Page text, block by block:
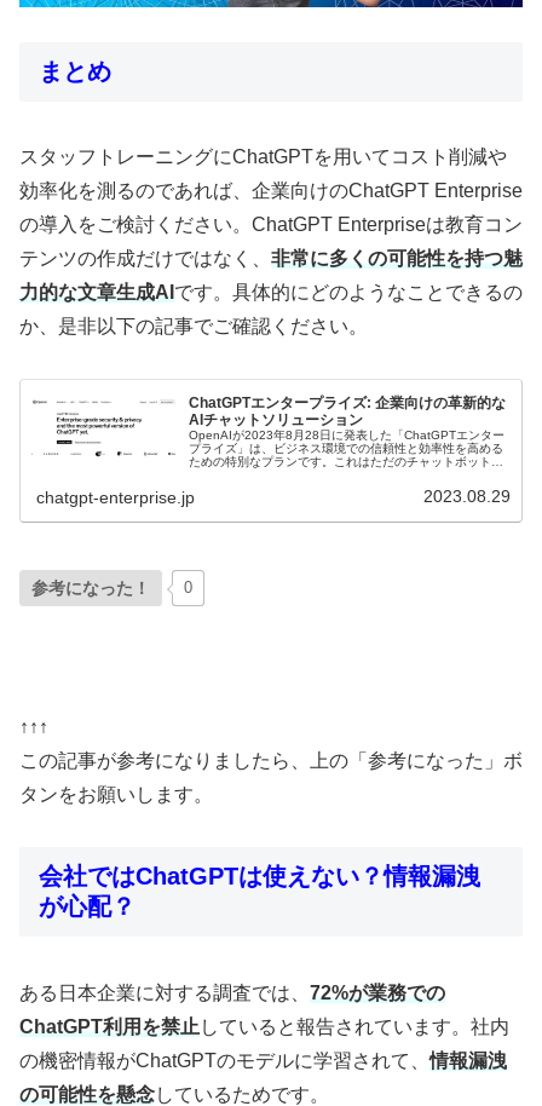
まとめ
スタッフトレーニングにChatGPTを用いてコスト削減や
効率化を測るのであれば、企業向けのChatGPT Enterprise
の導入をご検討ください。ChatGPT Enterpriseは教育コン
テンツの作成だけではなく、 非常に多くの可能性を持つ魅
力的な文章生成AI です。具体的にどのようなことできるの
か、是非以下の記事でご確認ください。
ChatGPTエンタープライズ: 企業向けの革新的な
AIチャットソリューション
OpenAIが2023年8月28日に発表した「ChatGPTエンター
プライズ」は、ビジネス環境での信頼性と効率性を高める
ための特別なプランです。これはただのチャットボットで
chatgpt-enterprise.jp 2023.08.29
参考になった！ 0
↑↑↑
この記事が参考になりましたら、上の「参考になった」ボ
タンをお願いします。
会社ではChatGPTは使えない？情報漏洩
が心配？
ある日本企業に対する調査では、 72%が業務での
ChatGPT利用を禁止 していると報告されています。社内
の機密情報がChatGPTのモデルに学習されて、情報漏洩
の可能性を懸念しているためです。